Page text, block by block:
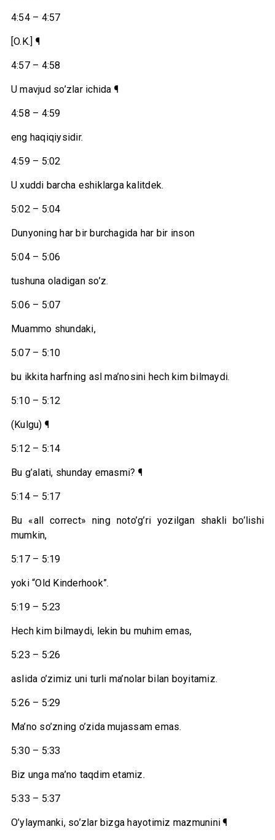
4:54 – 4:57
[O.K.] ¶
4:57 – 4:58
U mavjud so’zlar ichida ¶
4:58 – 4:59
eng haqiqiysidir.
4:59 – 5:02
U xuddi barcha eshiklarga kalitdek.
5:02 – 5:04
Dunyoning har bir burchagida har bir inson
5:04 – 5:06
tushuna oladigan so’z.
5:06 – 5:07
Muammo shundaki,
5:07 – 5:10
bu ikkita harfning asl ma’nosini hech kim bilmaydi.
5:10 – 5:12
(Kulgu) ¶
5:12 – 5:14
Bu g’alati, shunday emasmi? ¶
5:14 – 5:17
Bu «all correct» ning noto’g’ri yozilgan shakli bo’lishi
mumkin,
5:17 – 5:19
yoki “Old Kinderhook”.
5:19 – 5:23
Hech kim bilmaydi, lekin bu muhim emas,
5:23 – 5:26
aslida o’zimiz uni turli ma’nolar bilan boyitamiz.
5:26 – 5:29
Ma’no so’zning o’zida mujassam emas.
5:30 – 5:33
Biz unga ma’no taqdim etamiz.
5:33 – 5:37
O’ylaymanki, so’zlar bizga hayotimiz mazmunini ¶